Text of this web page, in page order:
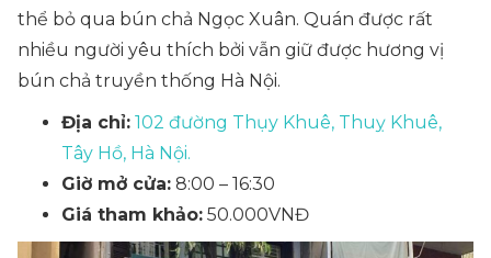
thể bỏ qua bún chả Ngọc Xuân. Quán được rất
nhiều người yêu thích bởi vẫn giữ được hương vị
bún chả truyền thống Hà Nội.
Địa chỉ: 102 đường Thụy Khuê, Thuỵ Khuê,
Tây Hồ, Hà Nội.
Giờ mở cửa: 8:00 – 16:30
Giá tham khảo: 50.000VNĐ